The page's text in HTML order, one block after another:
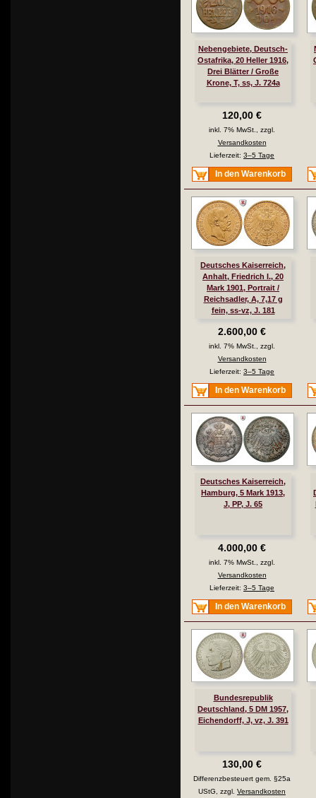
Nebengebiete, Deutsch-
Ostafrika, 20 Heller 1916,
Drei Blätter / Große
Krone, T, ss, J. 724a
120,00 €
inkl. 7% MwSt., zzgl.
Versandkosten
Lieferzeit: 3–5 Tage
In den Warenkorb
Deutsches Kaiserreich,
Anhalt, Friedrich I., 20
Mark 1901, Portrait /
Reichsadler, A, 7,17 g
fein, ss-vz, J. 181
2.600,00 €
inkl. 7% MwSt., zzgl.
Versandkosten
Lieferzeit: 3–5 Tage
In den Warenkorb
Deutsches Kaiserreich,
Hamburg, 5 Mark 1913,
J, PP, J. 65
4.000,00 €
inkl. 7% MwSt., zzgl.
Versandkosten
Lieferzeit: 3–5 Tage
In den Warenkorb
Bundesrepublik
Deutschland, 5 DM 1957,
Eichendorff, J, vz, J. 391
130,00 €
Differenzbesteuert gem. §25a
UStG, zzgl. Versandkosten